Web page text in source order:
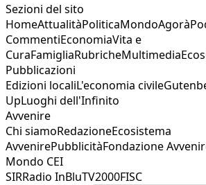
Sezioni del sito
HomeAttualitàPoliticaMondoAgorà
CommentiEconomiaVita e
CuraFamigliaRubricheMultimedia
Pubblicazioni
Edizioni localiL'economia civile
UpLuoghi dell'Infinito
Avvenire
Chi siamoRedazioneEcosistema
AvvenirePubblicitàFondazione
Mondo CEI
SIRRadio InBluTV2000FISC